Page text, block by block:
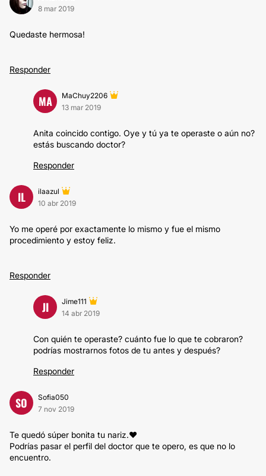
8 mar 2019
Quedaste hermosa!
Responder
MA
MaChuy2206
13 mar 2019
Anita coincido contigo. Oye y tú ya te operaste o aún no?
estás buscando doctor?
Responder
IL
ilaazul
10 abr 2019
Yo me operé por exactamente lo mismo y fue el mismo
procedimiento y estoy feliz.
Responder
JI
Jime111
14 abr 2019
Con quién te operaste? cuánto fue lo que te cobraron?
podrías mostrarnos fotos de tu antes y después?
Responder
SO
Sofia050
7 nov 2019
Te quedó súper bonita tu nariz.❤️
Podrías pasar el perfil del doctor que te opero, es que no lo
encuentro.